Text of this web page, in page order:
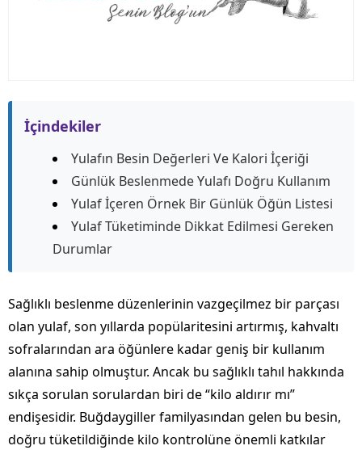
İçindekiler
Yulafın Besin Değerleri Ve Kalori İçeriği
Günlük Beslenmede Yulafı Doğru Kullanım
Yulaf İçeren Örnek Bir Günlük Öğün Listesi
Yulaf Tüketiminde Dikkat Edilmesi Gereken
Durumlar
Sağlıklı beslenme düzenlerinin vazgeçilmez bir parçası
olan yulaf, son yıllarda popülaritesini artırmış, kahvaltı
sofralarından ara öğünlere kadar geniş bir kullanım
alanına sahip olmuştur. Ancak bu sağlıklı tahıl hakkında
sıkça sorulan sorulardan biri de “kilo aldırır mı”
endişesidir. Buğdaygiller familyasından gelen bu besin,
doğru tüketildiğinde kilo kontrolüne önemli katkılar